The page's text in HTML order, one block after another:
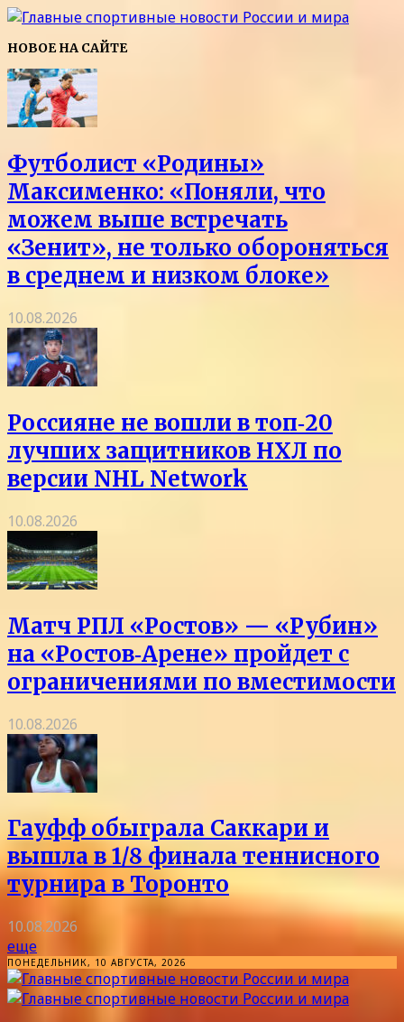
НОВОЕ НА САЙТЕ
Футболист «Родины»
Максименко: «Поняли, что
можем выше встречать
«Зенит», не только обороняться
в среднем и низком блоке»
10.08.2026
Россияне не вошли в топ‑20
лучших защитников НХЛ по
версии NHL Network
10.08.2026
Матч РПЛ «Ростов» — «Рубин»
на «Ростов‑Арене» пройдет с
ограничениями по вместимости
10.08.2026
Гауфф обыграла Саккари и
вышла в 1/8 финала теннисного
турнира в Торонто
10.08.2026
еще
ПОНЕДЕЛЬНИК, 10 АВГУСТА, 2026